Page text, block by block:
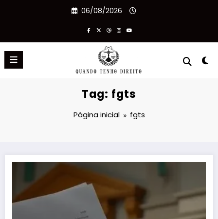
06/08/2026
Tag: fgts
Página inicial fgts